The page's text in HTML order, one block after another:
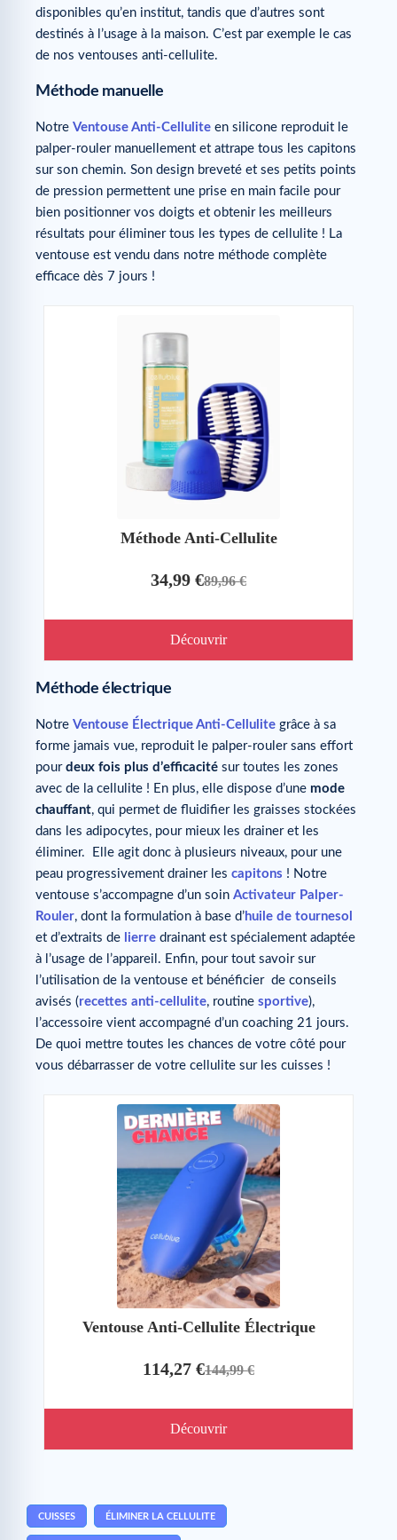
disponibles qu’en institut, tandis que d’autres sont
destinés à l’usage à la maison. C’est par exemple le cas
de nos ventouses anti-cellulite.
Méthode manuelle
Notre Ventouse Anti-Cellulite en silicone reproduit le
palper-rouler manuellement et attrape tous les capitons
sur son chemin. Son design breveté et ses petits points
de pression permettent une prise en main facile pour
bien positionner vos doigts et obtenir les meilleurs
résultats pour éliminer tous les types de cellulite ! La
ventouse est vendu dans notre méthode complète
efficace dès 7 jours !
Méthode Anti-Cellulite
34,99 €89,96 €
Découvrir
Méthode électrique
Notre Ventouse Électrique Anti-Cellulite grâce à sa
forme jamais vue, reproduit le palper-rouler sans effort
pour deux fois plus d’efficacité sur toutes les zones
avec de la cellulite ! En plus, elle dispose d’une mode
chauffant, qui permet de fluidifier les graisses stockées
dans les adipocytes, pour mieux les drainer et les
éliminer. Elle agit donc à plusieurs niveaux, pour une
peau progressivement drainer les capitons ! Notre
ventouse s’accompagne d’un soin Activateur Palper-
Rouler, dont la formulation à base d’huile de tournesol
et d’extraits de lierre drainant est spécialement adaptée
à l’usage de l’appareil. Enfin, pour tout savoir sur
l’utilisation de la ventouse et bénéficier de conseils
avisés (recettes anti-cellulite, routine sportive),
l’accessoire vient accompagné d’un coaching 21 jours.
De quoi mettre toutes les chances de votre côté pour
vous débarrasser de votre cellulite sur les cuisses !
Ventouse Anti-Cellulite Électrique
114,27 €144,99 €
Découvrir
CUISSES ÉLIMINER LA CELLULITE